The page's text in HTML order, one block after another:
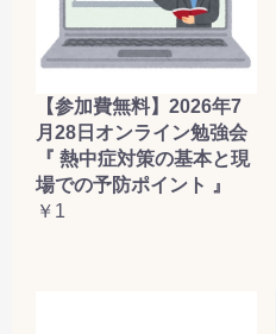
【参加費無料】2026年7
月28日オンライン勉強会
『 熱中症対策の基本と現
場での予防ポイント 』
￥1